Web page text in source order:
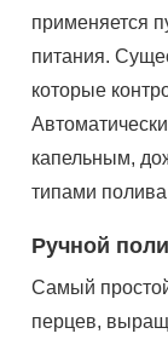
применяется
питания.
которые
капельным,
типами
Ручной
Самый
перцев,